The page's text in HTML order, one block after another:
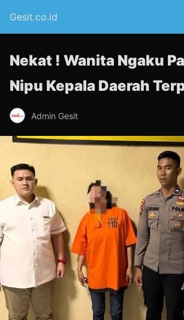
Gesit.co.id
Nekat ! Wanita Ngaku
Nipu Kepala Daerah
Admin Gesit